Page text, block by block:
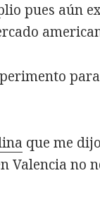
pues aún
que me
Valencia no